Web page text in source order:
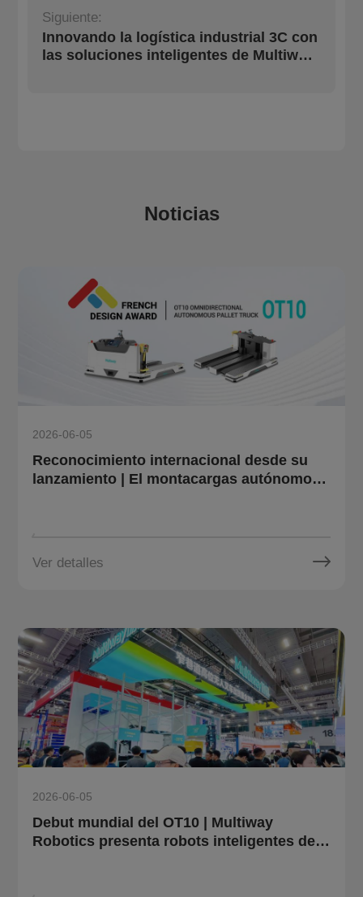
Siguiente:
Innovando la logística industrial 3C con
las soluciones inteligentes de Multiway
Noticias
2026-06-05
Reconocimiento internacional desde su
lanzamiento | El montacargas autónomo
Ver detalles
2026-06-05
Debut mundial del OT10 | Multiway
Robotics presenta robots inteligentes de